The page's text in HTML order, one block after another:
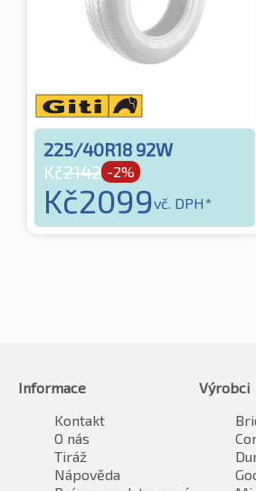
225/40R18 92W
Kč2142 -2%
Kč2099vč. DPH*
Informace
Kontakt
O nás
Tiráž
Nápověda
Výrobci